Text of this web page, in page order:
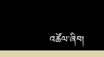
འཚོལ་ཞིབ།